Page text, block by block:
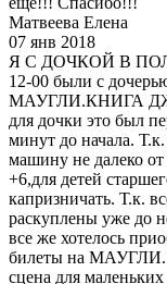
Матвеева Елена
07 янв 2018
Я С ДОЧКОЙ В
12-00 были с
МАУГЛИ.КНИГА
для дочки это был
минут до начала.
машину не далеко от
+6,для детей
капризничать. Т.к.
раскуплены уже до
все же хотелось
билеты на МАУГЛИ.
сцена для